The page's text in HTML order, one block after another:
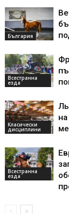
България
Всестранна
езда
Класически
дисциплини
Всестранна
езда